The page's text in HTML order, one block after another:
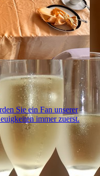
Sie ein Fan unserer
immer zuerst.